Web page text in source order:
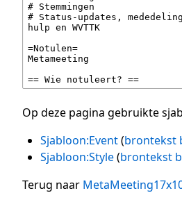
Op deze pagina gebruikte
Sjabloon:Event(brontekst
Sjabloon:Style(brontekst
Terug naar